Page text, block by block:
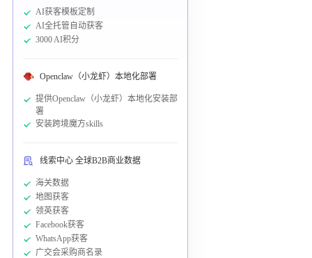
AI获客模板定制
AI全托管自动获客
3000 AI积分
Openclaw（小龙虾）本地化部署
提供Openclaw（小龙虾）本地化安装部
署
安装跨境魔方skills
线索中心 全球B2B商业数据
海关数据
地图获客
领英获客
Facebook获客
WhatsApp获客
广交会采购商名录